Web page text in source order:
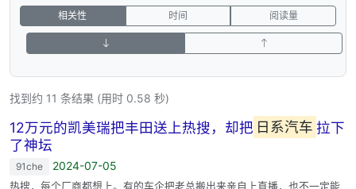
相关性 时间 阅读量
找到约 11 条结果 (用时 0.58 秒)
12万元的凯美瑞把丰田送上热搜，却把 日系汽车 拉下
了神坛
91che 2024-07-05
热搜，每个厂商都想上。有的车企把老总搬出来亲自上直播，也不一定能